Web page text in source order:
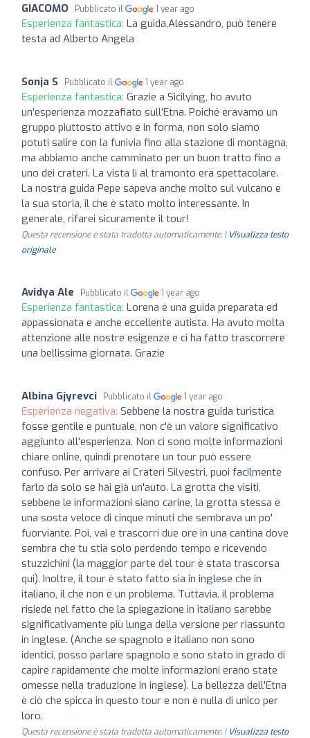
GIACOMO Pubblicato il 1 year ago
Esperienza fantastica: La guida,Alessandro, può tenere
testa ad Alberto Angela
Sonja S Pubblicato il 1 year ago
Esperienza fantastica: Grazie a Sicilying, ho avuto
un'esperienza mozzafiato sull'Etna. Poiché eravamo un
gruppo piuttosto attivo e in forma, non solo siamo
potuti salire con la funivia fino alla stazione di montagna,
ma abbiamo anche camminato per un buon tratto fino a
uno dei crateri. La vista lì al tramonto era spettacolare.
La nostra guida Pepe sapeva anche molto sul vulcano e
la sua storia, il che è stato molto interessante. In
generale, rifarei sicuramente il tour!
Questa recensione è stata tradotta automaticamente. | Visualizza testo
originale
Avidya Ale Pubblicato il 1 year ago
Esperienza fantastica: Lorena é una guida preparata ed
appassionata e anche eccellente autista. Ha avuto molta
attenzione alle nostre esigenze e ci ha fatto trascorrere
una bellissima giornata. Grazie
Albina Gjyrevci Pubblicato il 1 year ago
Esperienza negativa: Sebbene la nostra guida turistica
fosse gentile e puntuale, non c'è un valore significativo
aggiunto all'esperienza. Non ci sono molte informazioni
chiare online, quindi prenotare un tour può essere
confuso. Per arrivare ai Crateri Silvestri, puoi facilmente
farlo da solo se hai già un'auto. La grotta che visiti,
sebbene le informazioni siano carine, la grotta stessa è
una sosta veloce di cinque minuti che sembrava un po'
fuorviante. Poi, vai e trascorri due ore in una cantina dove
sembra che tu stia solo perdendo tempo e ricevendo
stuzzichini (la maggior parte del tour è stata trascorsa
qui). Inoltre, il tour è stato fatto sia in inglese che in
italiano, il che non è un problema. Tuttavia, il problema
risiede nel fatto che la spiegazione in italiano sarebbe
significativamente più lunga della versione per riassunto
in inglese. (Anche se spagnolo e italiano non sono
identici, posso parlare spagnolo e sono stato in grado di
capire rapidamente che molte informazioni erano state
omesse nella traduzione in inglese). La bellezza dell'Etna
è ciò che spicca in questo tour e non è nulla di unico per
loro.
Questa recensione è stata tradotta automaticamente. | Visualizza testo